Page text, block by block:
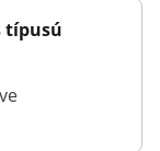
típusú